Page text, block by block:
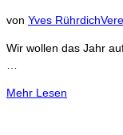
von Yves Rührdich
Wir wollen das Jahr
…
Mehr über
Lesen